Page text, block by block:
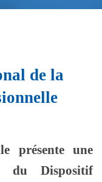
de la
présente une
du Dispositif